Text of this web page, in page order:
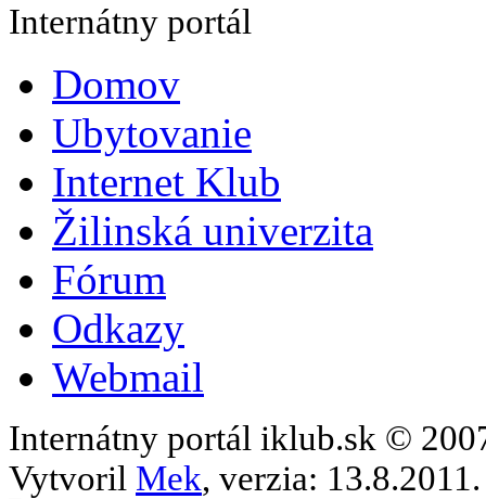
Internátny portál
Domov
Ubytovanie
Internet Klub
Žilinská univerzita
Fórum
Odkazy
Webmail
Internátny portál iklub.sk ©
Vytvoril Mek, verzia: 13.8.2011.